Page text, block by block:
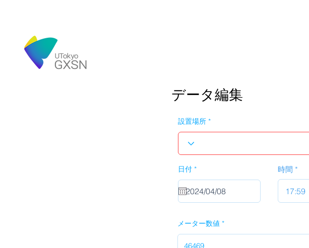
データ編集
設置場所
日付 *r
q
u
i
r
時間
メーター数値